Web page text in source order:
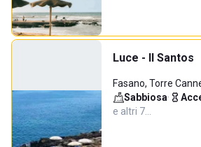
Luce - Il Santos
Fasano, Torre
Sabbiosa·
e altri 7…